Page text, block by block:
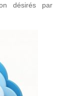
désirés par